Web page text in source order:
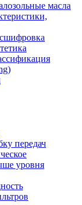
масла
передач
уровня